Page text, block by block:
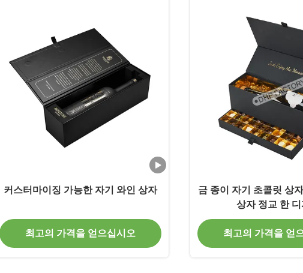
커스터마이징 가능한 자기 와인 상자
최고의 가격을 얻으십시오
금 종이 자기 초콜릿 상
상자 정교 한
최고의 가격을 얻